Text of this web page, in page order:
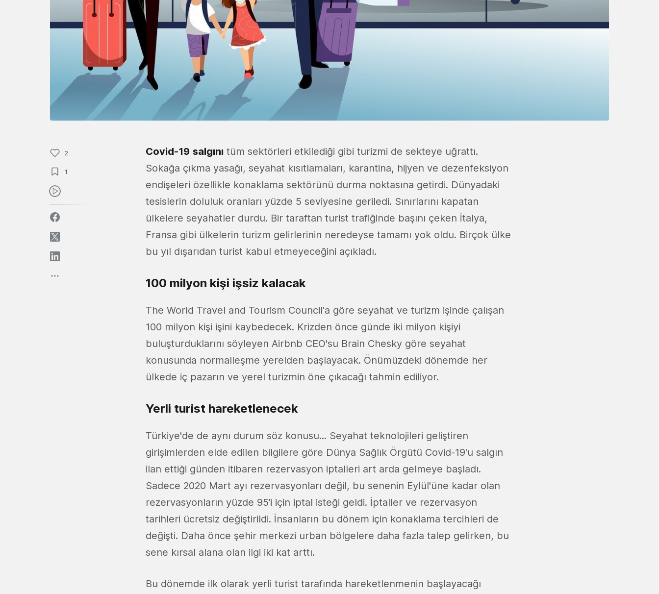
2
1
Covid-19 salgını tüm sektörleri etkilediği gibi turizmi de sekteye uğrattı.
Sokağa çıkma yasağı, seyahat kısıtlamaları, karantina, hijyen ve dezenfeksiyon
endişeleri özellikle konaklama sektörünü durma noktasına getirdi. Dünyadaki
tesislerin doluluk oranları yüzde 5 seviyesine geriledi. Sınırlarını kapatan
ülkelere seyahatler durdu. Bir taraftan turist trafiğinde başını çeken İtalya,
Fransa gibi ülkelerin turizm gelirlerinin neredeyse tamamı yok oldu. Birçok ülke
bu yıl dışarıdan turist kabul etmeyeceğini açıkladı.
100 milyon kişi işsiz kalacak
The World Travel and Tourism Council'a göre seyahat ve turizm işinde çalışan
100 milyon kişi işini kaybedecek. Krizden önce günde iki milyon kişiyi
buluşturduklarını söyleyen Airbnb CEO'su Brain Chesky göre seyahat
konusunda normalleşme yerelden başlayacak. Önümüzdeki dönemde her
ülkede iç pazarın ve yerel turizmin öne çıkacağı tahmin ediliyor.
Yerli turist hareketlenecek
Türkiye'de de aynı durum söz konusu... Seyahat teknolojileri geliştiren
girişimlerden elde edilen bilgilere göre Dünya Sağlık Örgütü Covid-19'u salgın
ilan ettiği günden itibaren rezervasyon iptalleri art arda gelmeye başladı.
Sadece 2020 Mart ayı rezervasyonları değil, bu senenin Eylül'üne kadar olan
rezervasyonların yüzde 95’i için iptal isteği geldi. İptaller ve rezervasyon
tarihleri ücretsiz değiştirildi. İnsanların bu dönem için konaklama tercihleri de
değişti. Daha önce şehir merkezi urban bölgelere daha fazla talep gelirken, bu
sene kırsal alana olan ilgi iki kat arttı.
Bu dönemde ilk olarak yerli turist tarafında hareketlenmenin başlayacağı